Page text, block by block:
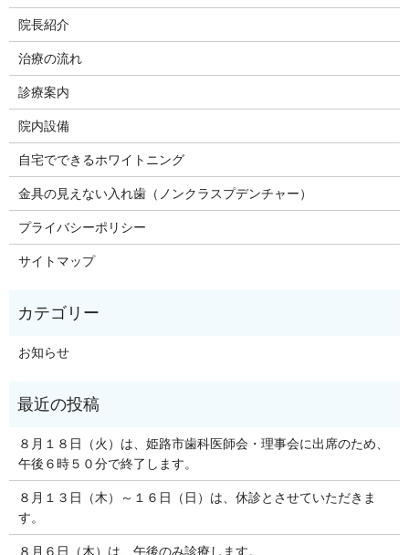
院長紹介
治療の流れ
診療案内
院内設備
自宅でできるホワイトニング
金具の見えない入れ歯（ノンクラスプデンチャー）
プライバシーポリシー
サイトマップ
お知らせ
８月１８日（火）は、姫路市歯科医師会・理事会に出席のため、
午後６時５０分で終了します。
８月１３日（木）～１６日（日）は、休診とさせていただきま
す。
８月６日（木）は、午後のみ診療します。